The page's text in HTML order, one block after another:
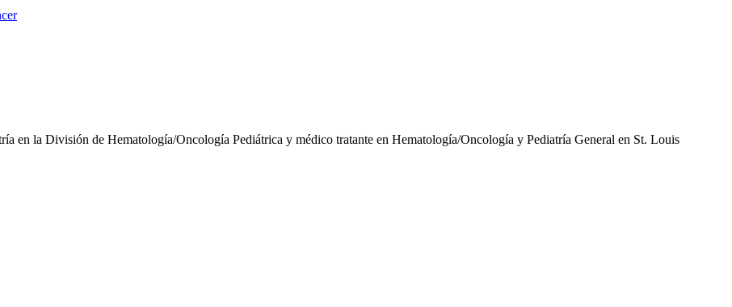
en la División de Hematología/Oncología Pediátrica y médico tratante en Hematología/Oncología y Pediatría General en St. Louis